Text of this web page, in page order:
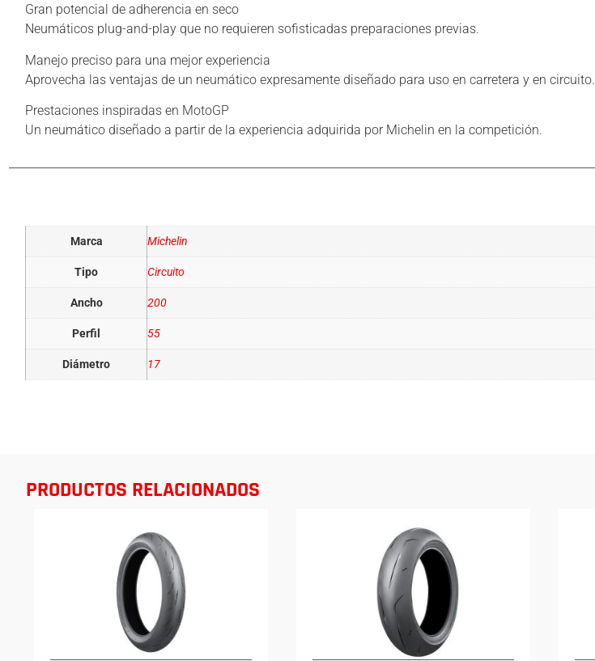
Gran potencial de adherencia en seco
Neumáticos plug-and-play que no requieren sofisticadas preparaciones previas.
Manejo preciso para una mejor experiencia
Aprovecha las ventajas de un neumático expresamente diseñado para uso en carretera y en circuito.
Prestaciones inspiradas en MotoGP
Un neumático diseñado a partir de la experiencia adquirida por Michelin en la competición.
Marca Michelin
Tipo Circuito
Ancho 200
Perfil 55
Diámetro 17
PRODUCTOS RELACIONADOS